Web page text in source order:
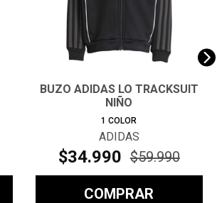
BUZO ADIDAS LO TRACKSUIT
NIÑO
1 COLOR
ADIDAS
$34.990 $59.990
COMPRAR